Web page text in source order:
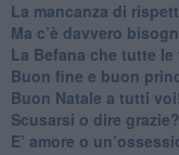
​La mancanza di
​Ma c’è davvero
​La Befana che tutte
Buon fine e buon
​Buon Natale a tutti voi!
​Scusarsi o dire grazie?
​E’ amore o